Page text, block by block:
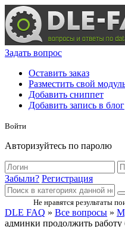
Задать вопрос
Оставить заказ
Разместить свой
Добавить сниппет
Добавить запись в блог
Войти
Авторизуйтесь по паролю
Забыли? Регистрация
Не нравятся результаты
DLE FAQ » Все вопросы »
админки продолжить